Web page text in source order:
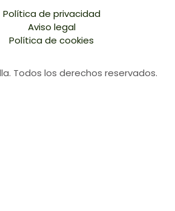
Todos los derechos reservados.
Política de privacidad
Aviso legal
Política de cookies